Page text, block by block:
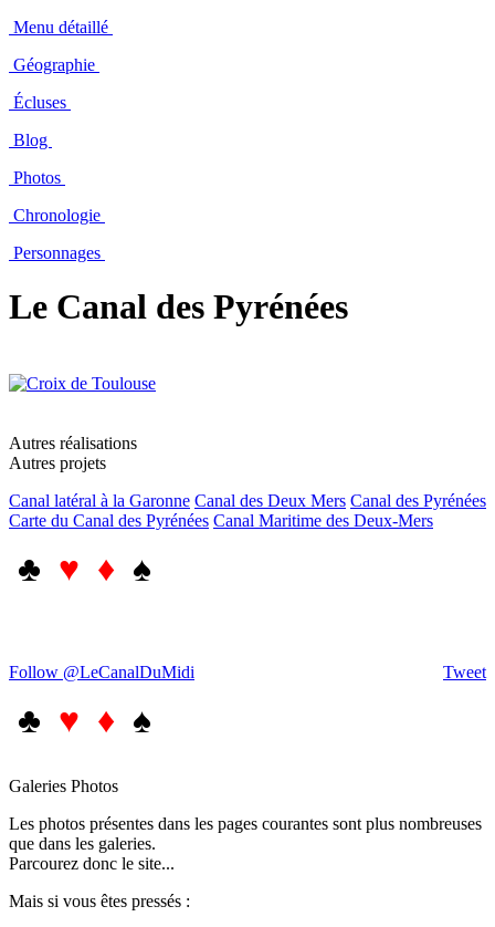
Menu détaillé
Géographie
Écluses
Blog
Photos
Chronologie
Personnages
Le Canal des Pyrénées
Autres réalisations
Autres projets
Canal latéral à la Garonne Canal des Deux Mers Canal des Pyrénées
Carte du Canal des Pyrénées Canal Maritime des Deux-Mers
♣ ♥ ♦ ♠
Tweet
Follow @LeCanalDuMidi
♣ ♥ ♦ ♠
Galeries Photos
Les photos présentes dans les pages courantes sont plus nombreuses
que dans les galeries.
Parcourez donc le site...
Mais si vous êtes pressés :